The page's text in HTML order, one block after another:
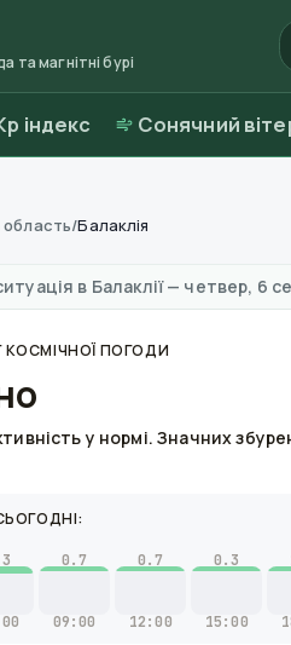
та магнітні бурі
індекс Сонячний
—погода та якість
область/Балаклія
в Балаклії— четвер, 6
ПОГОДИ
у нормі. Значних
0.7
09:00
0.7
12:00
0.3
15:00